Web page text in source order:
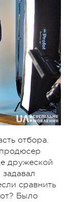
отбора.
дружеской
сравнить
Было